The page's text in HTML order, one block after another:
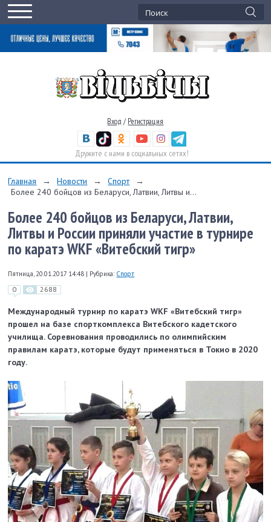
Вход / Регистрация
Дружите с нами в социальных сетях!
Главная → Новости → Спорт
→
Более 240 бойцов из Беларуси, Латвии, Литвы и...
Более 240 бойцов из Беларуси, Латвии,
Литвы и России приняли участие в турнире
по каратэ WKF «Витебский тигр»
Пятница, 20.01.2017 14:48 | Рубрика: Спорт
0 2688
Международный турнир по каратэ WKF «Витебский тигр»
прошел на базе спорткомплекса Витебского кадетского
училища. Соревнования проводились по олимпийским
правилам каратэ, которые будут применяться в Токио в 2020
году.